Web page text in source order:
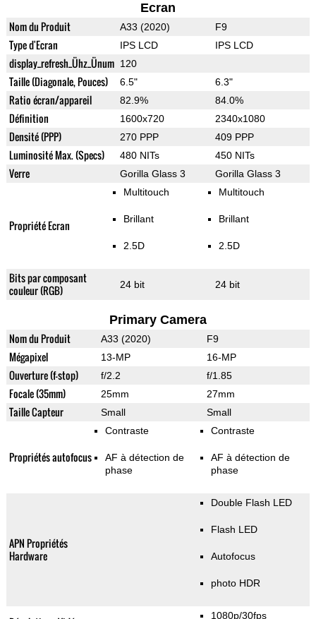
Ecran
Nom du Produit A33 (2020) F9
Type d'Ecran IPS LCD IPS LCD
display_refresh_Ühz_Ünum 120
Taille (Diagonale, Pouces) 6.5" 6.3"
Ratio écran/appareil 82.9% 84.0%
Définition 1600x720 2340x1080
Densité (PPP) 270 PPP 409 PPP
Luminosité Max. (Specs) 480 NITs 450 NITs
Verre Gorilla Glass 3 Gorilla Glass 3
Propriété Ecran
Multitouch
Brillant
2.5D
Multitouch
Brillant
2.5D
Bits par composant
couleur (RGB)
24 bit 24 bit
Primary Camera
Nom du Produit A33 (2020) F9
Mégapixel 13-MP 16-MP
Ouverture (f-stop) f/2.2 f/1.85
Focale (35mm) 25mm 27mm
Taille Capteur Small Small
Propriétés autofocus
Contraste
AF à détection de
phase
Contraste
AF à détection de
phase
APN Propriétés
Hardware
Double Flash LED
Flash LED
Autofocus
photo HDR
1080p/30fps